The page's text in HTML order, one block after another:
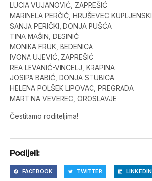
LUCIA VUJANOVIĆ, ZAPREŠIĆ
MARINELA PERČIĆ, HRUŠEVEC KUPLJENSKI
SANJA PERIČKI, DONJA PUŠĆA
TINA MAŠIN, DESINIĆ
MONIKA FRUK, BEDENICA
IVONA UJEVIĆ, ZAPREŠIĆ
REA LEVANIĆ-VINCELJ, KRAPINA
JOSIPA BABIĆ, DONJA STUBICA
HELENA POLŠEK LIPOVAC, PREGRADA
MARTINA VEVEREC, OROSLAVJE
Čestitamo roditeljima!
Podijeli:
FACEBOOK TWITTER LINKEDIN